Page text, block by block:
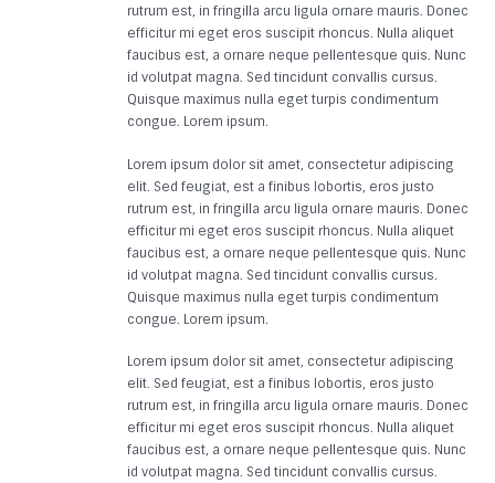
rutrum est, in fringilla arcu ligula ornare mauris. Donec
efficitur mi eget eros suscipit rhoncus. Nulla aliquet
faucibus est, a ornare neque pellentesque quis. Nunc
id volutpat magna. Sed tincidunt convallis cursus.
Quisque maximus nulla eget turpis condimentum
congue. Lorem ipsum.
Lorem ipsum dolor sit amet, consectetur adipiscing
elit. Sed feugiat, est a finibus lobortis, eros justo
rutrum est, in fringilla arcu ligula ornare mauris. Donec
efficitur mi eget eros suscipit rhoncus. Nulla aliquet
faucibus est, a ornare neque pellentesque quis. Nunc
id volutpat magna. Sed tincidunt convallis cursus.
Quisque maximus nulla eget turpis condimentum
congue. Lorem ipsum.
Lorem ipsum dolor sit amet, consectetur adipiscing
elit. Sed feugiat, est a finibus lobortis, eros justo
rutrum est, in fringilla arcu ligula ornare mauris. Donec
efficitur mi eget eros suscipit rhoncus. Nulla aliquet
faucibus est, a ornare neque pellentesque quis. Nunc
id volutpat magna. Sed tincidunt convallis cursus.